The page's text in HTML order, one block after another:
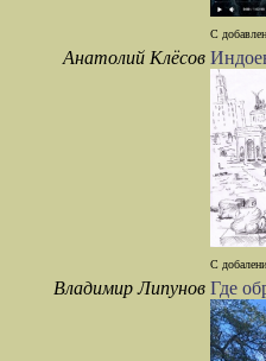
С
Анатолий Клёсов
С
Владимир Липунов Где